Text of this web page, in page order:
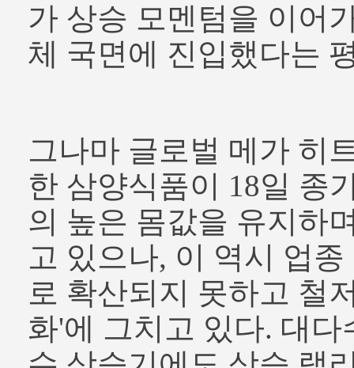
가 상승 모멘텀을 이어
체 국면에 진입했다는
그나마 글로벌 메가 히
한 삼양식품이 18일 종
의 높은 몸값을 유지하
고 있으나, 이 역시 업
로 확산되지 못하고 철
화'에 그치고 있다. 대